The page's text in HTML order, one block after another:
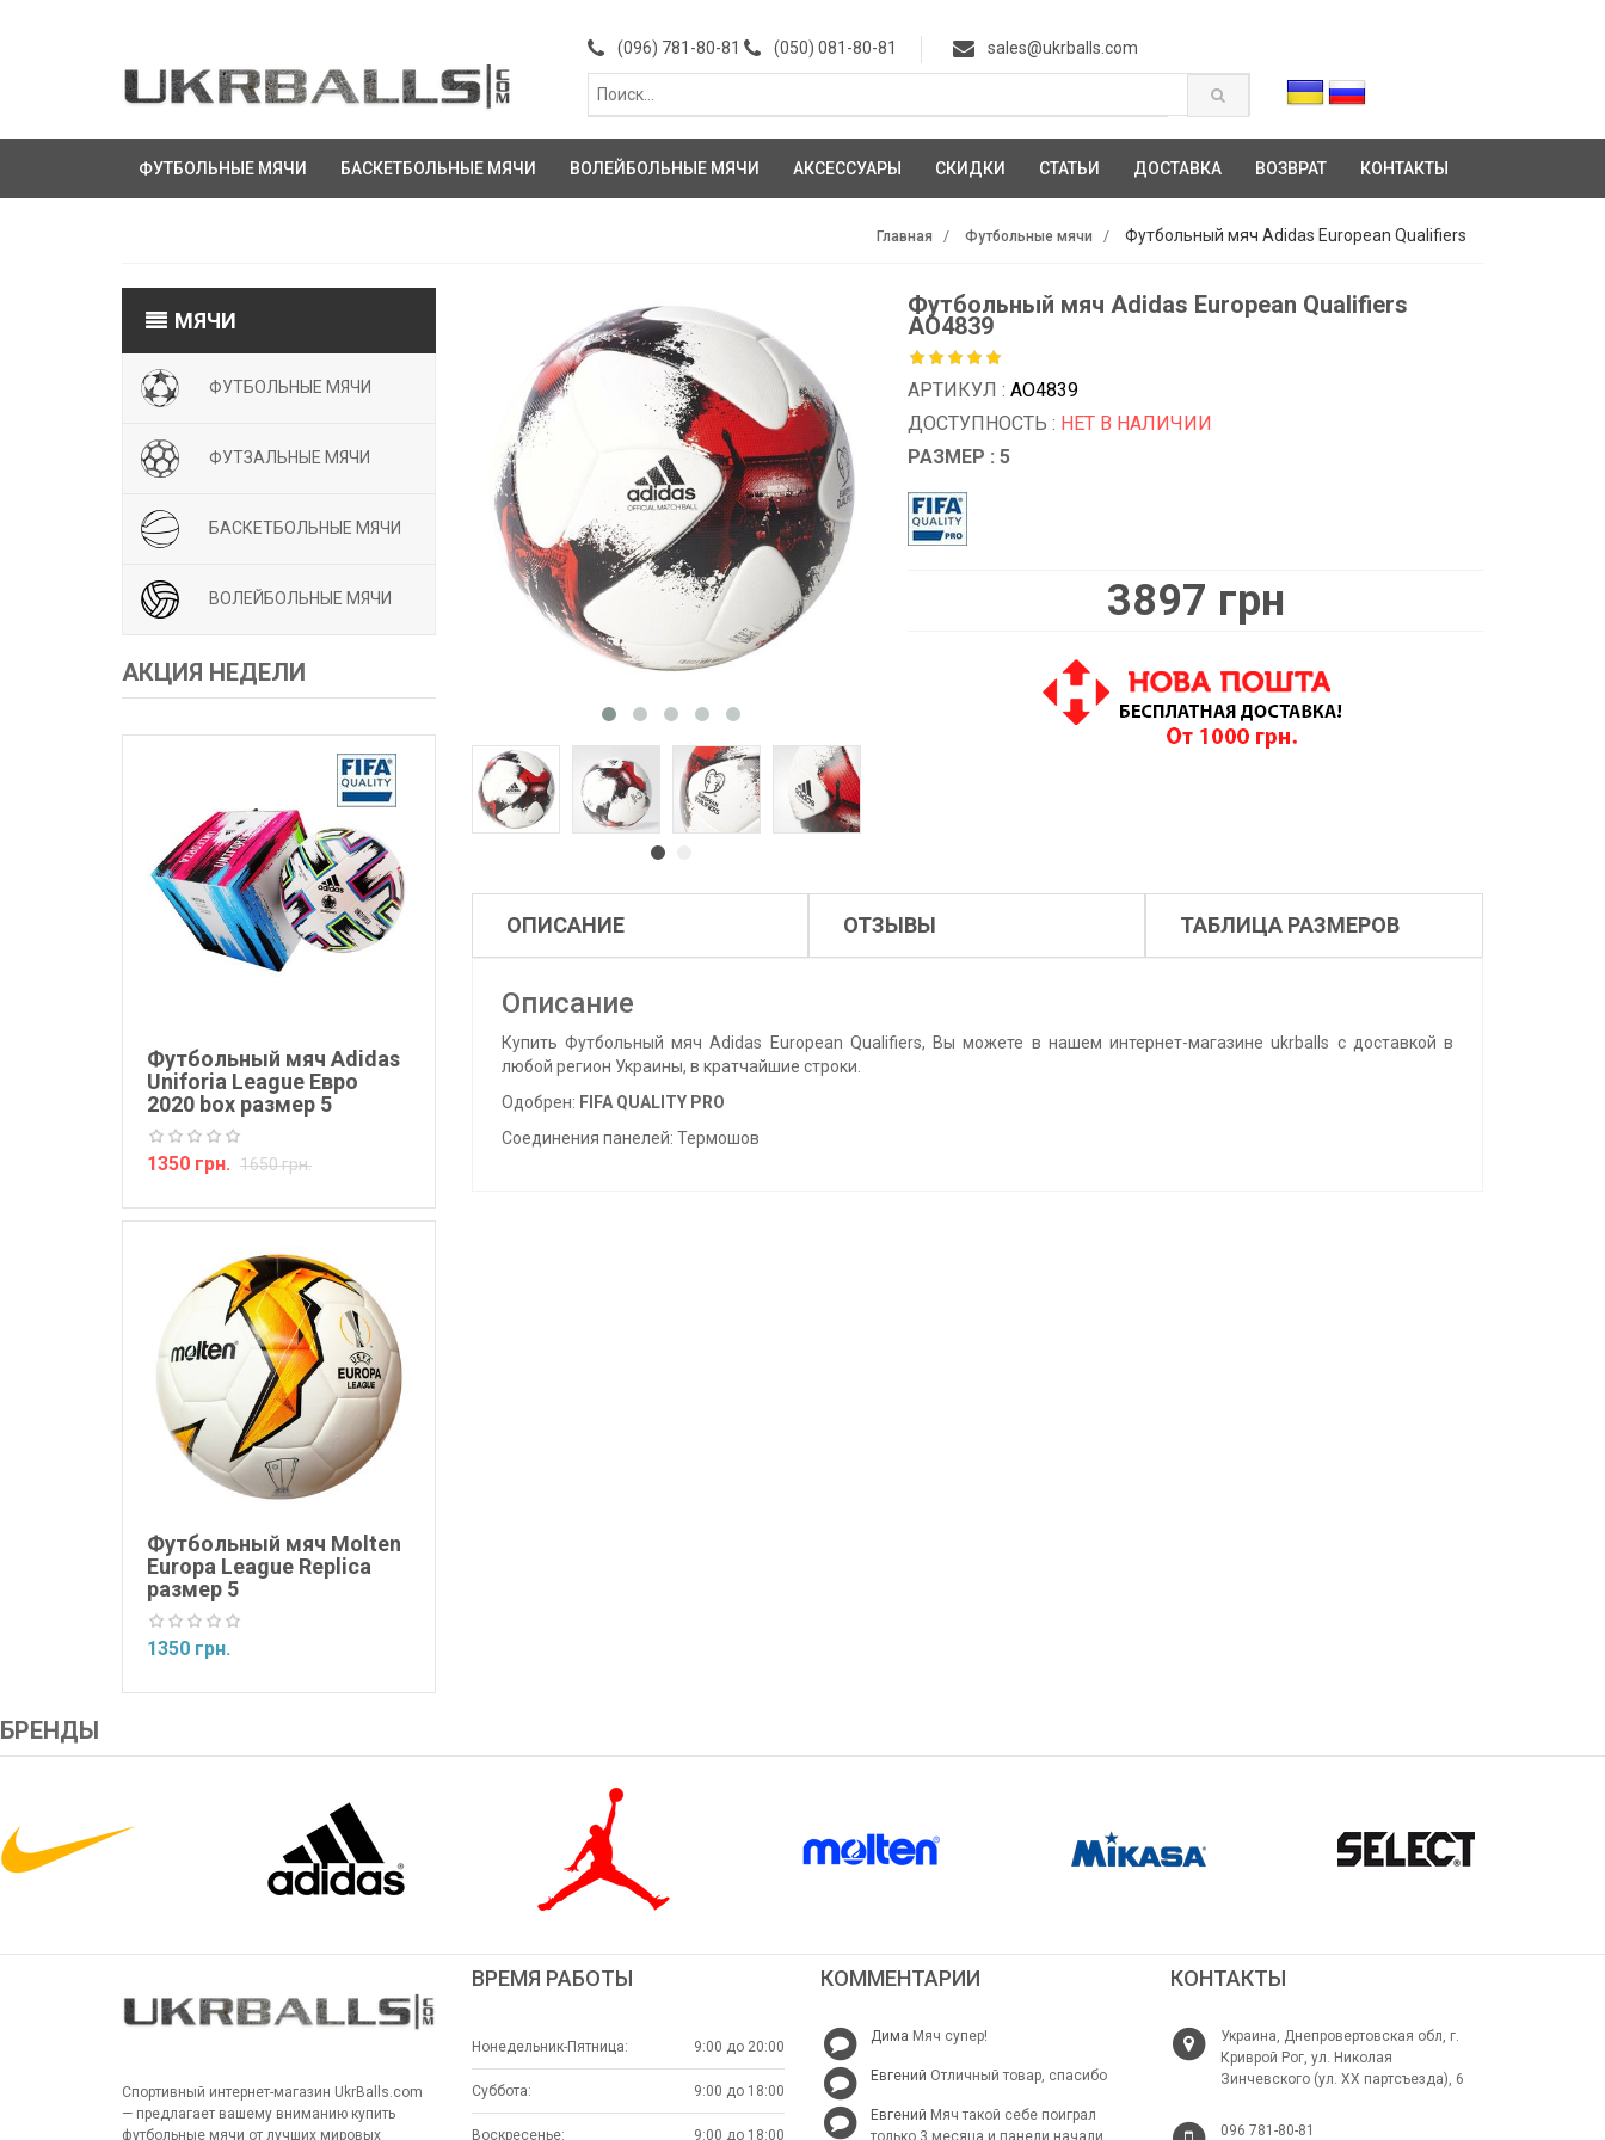
(096) 781-80-81 (050) 081-80-81 sales@ukrballs.com
ФУТБОЛЬНЫЕ МЯЧИ БАСКЕТБОЛЬНЫЕ МЯЧИ ВОЛЕЙБОЛЬНЫЕ МЯЧИ АКСЕССУАРЫ СКИДКИ СТАТЬИ ДОСТАВКА ВОЗВРАТ КОНТАКТЫ
Главная Футбольные мячи Футбольный мяч Adidas European Qualifiers
МЯЧИ
ФУТБОЛЬНЫЕ МЯЧИ
ФУТЗАЛЬНЫЕ МЯЧИ
БАСКЕТБОЛЬНЫЕ МЯЧИ
ВОЛЕЙБОЛЬНЫЕ МЯЧИ
АКЦИЯ НЕДЕЛИ
Футбольный мяч Adidas
Uniforia League Евро
2020 box размер 5
1350 грн. 1650 грн.
Футбольный мяч Molten
Europa League Replica
размер 5
1350 грн.
Футбольный мяч Adidas European Qualifiers
AO4839
АРТИКУЛ :AO4839
ДОСТУПНОСТЬ : НЕТ В НАЛИЧИИ
РАЗМЕР : 5
3897 грн
ОПИСАНИЕ ОТЗЫВЫ ТАБЛИЦА РАЗМЕРОВ
Описание
Купить Футбольный мяч Adidas European Qualifiers, Вы можете в нашем интернет-магазине ukrballs с доставкой в
любой регион Украины, в кратчайшие строки.
Одобрен: FIFA QUALITY PRO
Соединения панелей: Термошов
БРЕНДЫ
Спортивный интернет-магазин UkrBalls.com
— предлагает вашему вниманию купить
футбольные мячи от лучших мировых
ВРЕМЯ РАБОТЫ
Нонедельник-Пятница: 9:00 до 20:00
Суббота: 9:00 до 18:00
Воскресенье: 9:00 до 18:00
КОММЕНТАРИИ
Дима Мяч супер!
Евгений Отличный товар, спасибо
Евгений Мяч такой себе поиграл
только 3 месяца и панели начали
КОНТАКТЫ
Украина, Днепровертовская обл, г.
Криврой Рог, ул. Николая
Зинчевского (ул. ХХ партсъезда), 6
096 781-80-81